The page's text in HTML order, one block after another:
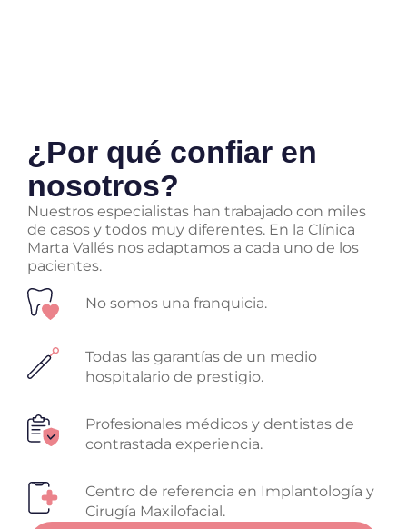
¿Por qué confiar en
nosotros?
Nuestros especialistas han trabajado con miles
de casos y todos muy diferentes. En la Clínica
Marta Vallés nos adaptamos a cada uno de los
pacientes.
No somos una franquicia.
Todas las garantías de un medio
hospitalario de prestigio.
Profesionales médicos y dentistas de
contrastada experiencia.
Centro de referencia en Implantología y
Cirugía Maxilofacial.